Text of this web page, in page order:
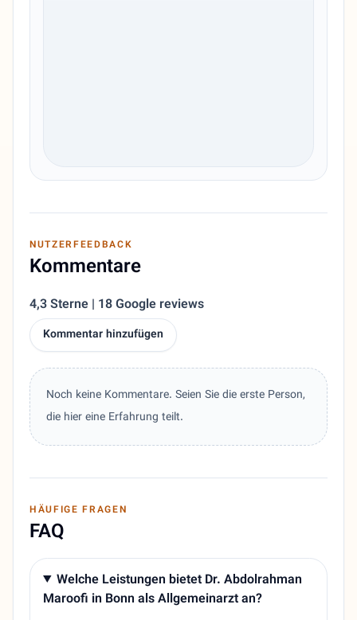
NUTZERFEEDBACK
Kommentare
4,3 Sterne | 18 Google reviews
Kommentar hinzufügen
Noch keine Kommentare. Seien Sie die erste Person,
die hier eine Erfahrung teilt.
HÄUFIGE FRAGEN
FAQ
Welche Leistungen bietet Dr. Abdolrahman
Maroofi in Bonn als Allgemeinarzt an?